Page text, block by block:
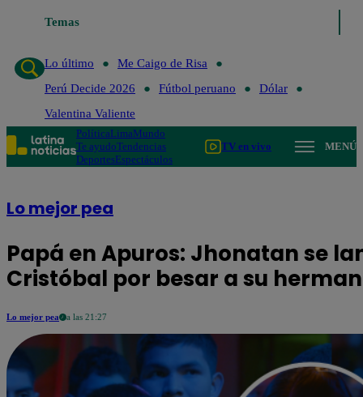
Temas
Lo último
Me Caigo de Risa
Perú Decide 2026
Fútbol peruano
Dólar
Valentina Valiente
PolíticaLimaMundo
Te ayudoTendencias
DeportesEspectáculos
TV en vivo MENÚ
Lo mejor pea
Papá en Apuros: Jhonatan se
Cristóbal por besar a su
Lo mejor pea a las 21:27